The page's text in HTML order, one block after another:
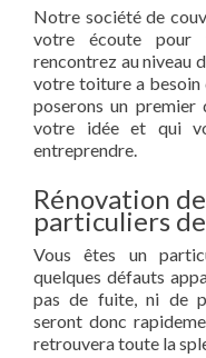
Notre société de
votre écoute pour
rencontrez au niveau
votre toiture a besoin
poserons un
votre idée et qui
entreprendre.
Rénovation
particuliers
Vous êtes un
quelques défauts
pas de fuite, ni de
seront donc
retrouvera toute la